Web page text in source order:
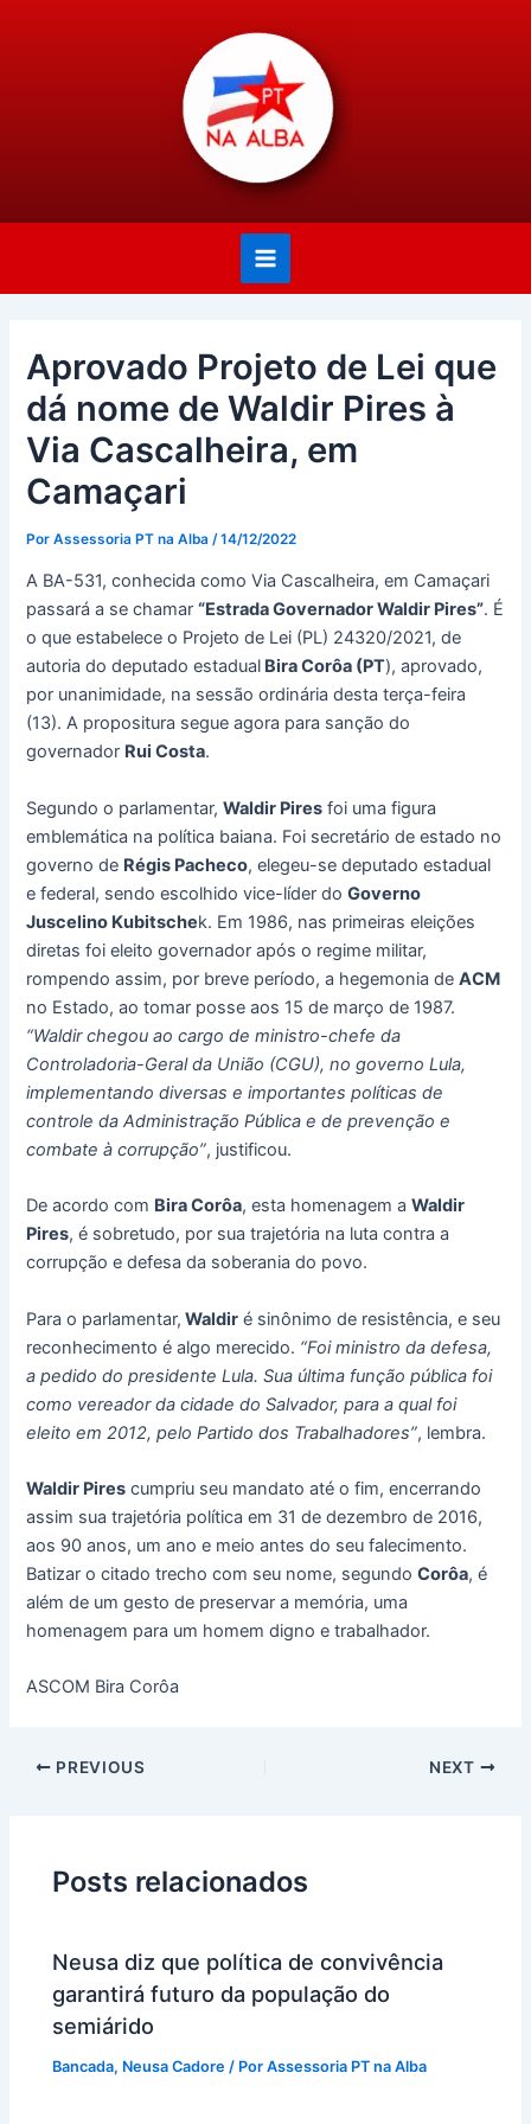
Menu
Aprovado Projeto de Lei que
dá nome de Waldir Pires à
Via Cascalheira, em
Camaçari
PorAssessoria PT na Alba/14/12/2022
A BA-531, conhecida como Via Cascalheira, em Camaçari
passará a se chamar“Estrada Governador Waldir Pires”. É
o que estabelece o Projeto de Lei (PL) 24320/2021, de
autoria do deputado estadual Bira Corôa (PT), aprovado,
por unanimidade, na sessão ordinária desta terça-feira
(13). A propositura segue agora para sanção do
governador Rui Costa.
Segundo o parlamentar,Waldir Pires foi uma figura
emblemática na política baiana. Foi secretário de estado no
governo de Régis Pacheco, elegeu-se deputado estadual
e federal, sendo escolhido vice-líder doGoverno
Juscelino Kubitschek. Em 1986, nas primeiras eleições
diretas foi eleito governador após o regime militar,
rompendo assim, por breve período, a hegemonia deACM
no Estado, ao tomar posse aos 15 de março de 1987.
“Waldir chegou ao cargo de ministro-chefe da
Controladoria-Geral da União (CGU), no governo Lula,
implementando diversas e importantes políticas de
controle da Administração Pública e de prevenção e
combate à corrupção”, justificou.
De acordo com Bira Corôa, esta homenagem aWaldir
Pires, é sobretudo, por sua trajetória na luta contra a
corrupção e defesa da soberania do povo.
Para o parlamentar, Waldir é sinônimo de resistência, e seu
reconhecimento é algo merecido. “Foi ministro da defesa,
a pedido do presidente Lula. Sua última função pública foi
como vereador da cidade do Salvador, para a qual foi
eleito em 2012, pelo Partido dos Trabalhadores”, lembra.
Waldir Pires cumpriu seu mandato até o fim, encerrando
assim sua trajetória política em 31 de dezembro de 2016,
aos 90 anos, um ano e meio antes do seu falecimento.
Batizar o citado trecho com seu nome, segundoCorôa, é
além de um gesto de preservar a memória, uma
homenagem para um homem digno e trabalhador.
ASCOM Bira Corôa
PREVIOUS NEXT
Posts relacionados
Neusa diz que política de convivência
garantirá futuro da população do
semiárido
Bancada, Neusa Cadore / PorAssessoria PT na Alba